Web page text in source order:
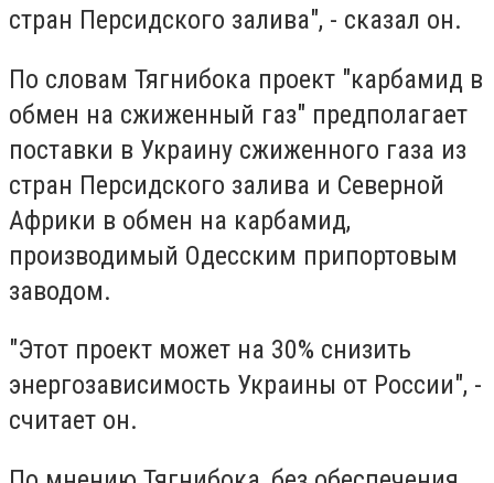
стран Персидского залива", - сказал он.
По словам Тягнибока проект "карбамид в
обмен на сжиженный газ" предполагает
поставки в Украину сжиженного газа из
стран Персидского залива и Северной
Африки в обмен на карбамид,
производимый Одесским припортовым
заводом.
"Этот проект может на 30% снизить
энергозависимость Украины от России", -
считает он.